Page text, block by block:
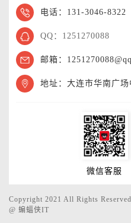
电话：131-3046-8322
QQ：1251270088
邮箱：
地址：大连市华南广场
微信客服
Copyright 2021 All Rights
@ 蝙蝠侠IT